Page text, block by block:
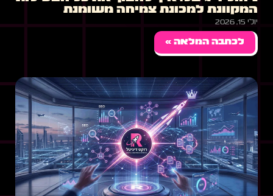
המקוונת למכונת צמיחה משומנת
יולי 15, 2026
לכתבה המלאה »